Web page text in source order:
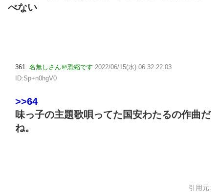
べない
361: 名無しさん＠恐縮です 2022/06/15(水) 06:32:22.03
ID:Sp+n0hgV0
>>64
味っ子の主題歌唄ってた国安わたるの作曲だ
ね。
引用元: